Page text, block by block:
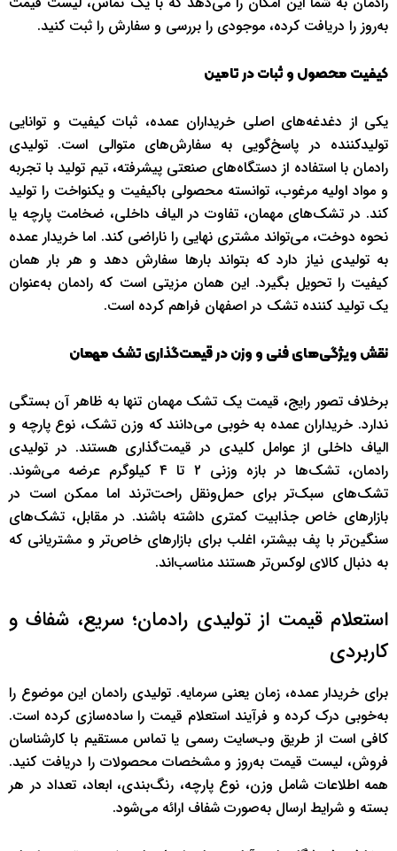
به‌روز را دریافت کرده، موجودی را بررسی و سفارش را ثبت کنید.
کیفیت محصول و ثبات در تامین
یکی از دغدغه‌های اصلی خریداران عمده، ثبات کیفیت و توانایی
تولیدکننده در پاسخ‌گویی به سفارش‌های متوالی است. تولیدی
رادمان با استفاده از دستگاه‌های صنعتی پیشرفته، تیم تولید با تجربه
و مواد اولیه مرغوب، توانسته محصولی باکیفیت و یکنواخت را تولید
کند. در تشک‌های مهمان، تفاوت در الیاف داخلی، ضخامت پارچه یا
نحوه دوخت، می‌تواند مشتری نهایی را ناراضی کند. اما خریدار عمده
به تولیدی نیاز دارد که بتواند بارها سفارش دهد و هر بار همان
کیفیت را تحویل بگیرد. این همان مزیتی است که رادمان به‌عنوان
یک تولید کننده تشک در اصفهان فراهم کرده است.
نقش ویژگی‌های فنی و وزن در قیمت‌گذاری تشک مهمان
برخلاف تصور رایج، قیمت یک تشک مهمان تنها به ظاهر آن بستگی
ندارد. خریداران عمده به خوبی می‌دانند که وزن تشک، نوع پارچه و
الیاف داخلی از عوامل کلیدی در قیمت‌گذاری هستند. در تولیدی
رادمان، تشک‌ها در بازه وزنی ۲ تا ۴ کیلوگرم عرضه می‌شوند.
تشک‌های سبک‌تر برای حمل‌ونقل راحت‌ترند اما ممکن است در
بازارهای خاص جذابیت کمتری داشته باشند. در مقابل، تشک‌های
سنگین‌تر با پف بیشتر، اغلب برای بازارهای خاص‌تر و مشتریانی که
به دنبال کالای لوکس‌تر هستند مناسب‌اند.
استعلام قیمت از تولیدی رادمان؛ سریع، شفاف و
کاربردی
برای خریدار عمده، زمان یعنی سرمایه. تولیدی رادمان این موضوع را
به‌خوبی درک کرده و فرآیند استعلام قیمت را ساده‌سازی کرده است.
کافی‌ است از طریق وب‌سایت رسمی یا تماس مستقیم با کارشناسان
فروش، لیست قیمت به‌روز و مشخصات محصولات را دریافت کنید.
همه اطلاعات شامل وزن، نوع پارچه، رنگ‌بندی، ابعاد، تعداد در هر
بسته و شرایط ارسال به‌صورت شفاف ارائه می‌شود.